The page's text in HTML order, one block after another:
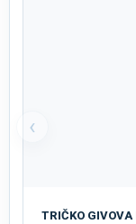
‹
TRIČKO